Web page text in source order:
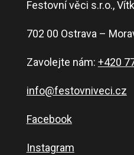
Festovní věci s.r.o.,
702 00 Ostrava –
Zavolejte nám: +420
info@festovniveci.cz
Facebook
Instagram